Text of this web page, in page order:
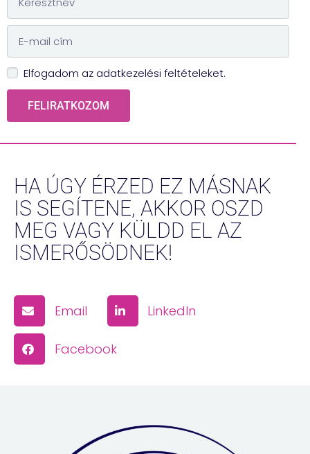
Elfogadom az adatkezelési feltételeket.
FELIRATKOZOM
HA ÚGY ÉRZED EZ MÁSNAK
IS SEGÍTENE, AKKOR OSZD
MEG VAGY KÜLDD EL AZ
ISMERŐSÖDNEK!
Email LinkedIn
Facebook